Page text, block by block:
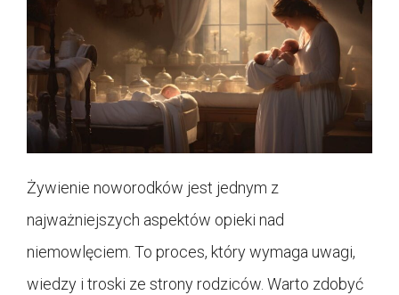
Żywienie noworodków jest jednym z
najważniejszych aspektów opieki nad
niemowlęciem. To proces, który wymaga uwagi,
wiedzy i troski ze strony rodziców. Warto zdobyć